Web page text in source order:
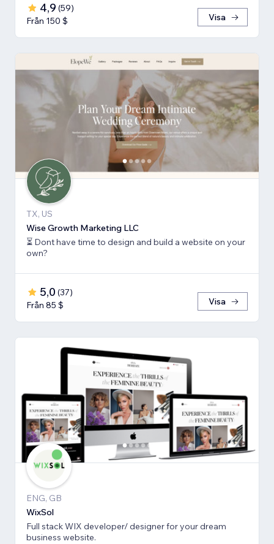
4,9 (59)
Från 150 $
Visa
TX, US
Wise Growth Marketing LLC
⏳ Dont have time to design and build a website on your
own?
5,0 (37)
Från 85 $
Visa
ENG, GB
WixSol
Full stack WIX developer/ designer for your dream
business website.